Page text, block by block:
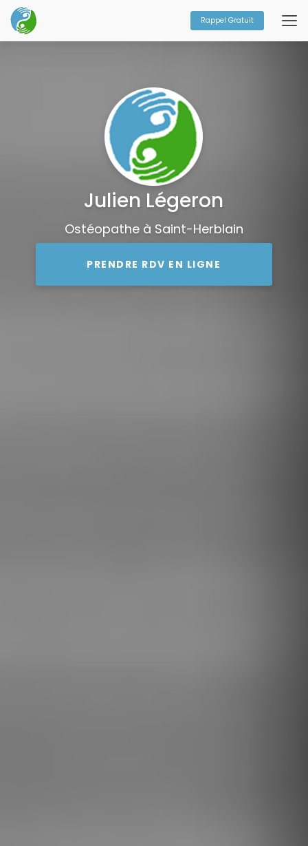
Aller
au
contenu
principal
Rappel Gratuit
Julien Légeron
Ostéopathe à Saint-Herblain
PRENDRE RDV EN LIGNE